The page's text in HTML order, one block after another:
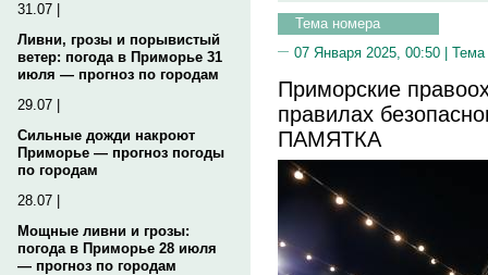
31.07 |
Ливни, грозы и порывистый
ветер: погода в Приморье 31
июля — прогноз по городам
29.07 |
Сильные дожди накроют
Приморье — прогноз погоды
по городам
28.07 |
Мощные ливни и грозы:
погода в Приморье 28 июля
— прогноз по городам
Тема номера
07 Января 2025, 00:50 | Тема
Приморские
правилах
ПАМЯТКА